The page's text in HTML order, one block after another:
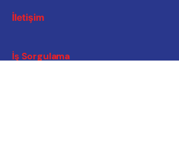
İletişim
İş Sorgulama